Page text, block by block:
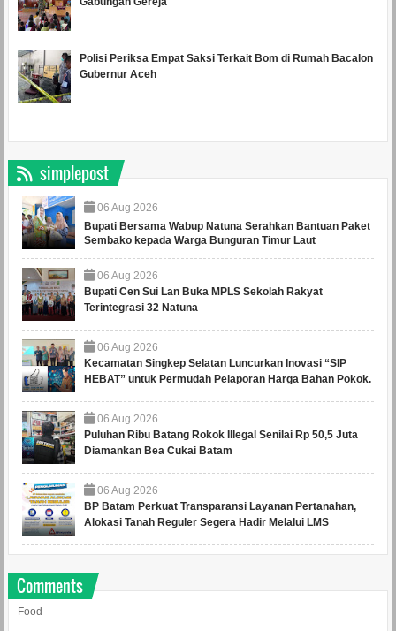
Polisi Periksa Empat Saksi Terkait Bom di Rumah Bacalon
Gubernur Aceh
simplepost
06 Aug 2026
Bupati Bersama Wabup Natuna Serahkan Bantuan Paket
Sembako kepada Warga Bunguran Timur Laut
06 Aug 2026
Bupati Cen Sui Lan Buka MPLS Sekolah Rakyat
Terintegrasi 32 Natuna
06 Aug 2026
Kecamatan Singkep Selatan Luncurkan Inovasi “SIP
HEBAT” untuk Permudah Pelaporan Harga Bahan Pokok.
06 Aug 2026
Puluhan Ribu Batang Rokok Illegal Senilai Rp 50,5 Juta
Diamankan Bea Cukai Batam
06 Aug 2026
BP Batam Perkuat Transparansi Layanan Pertanahan,
Alokasi Tanah Reguler Segera Hadir Melalui LMS
Comments
Food